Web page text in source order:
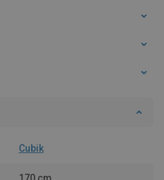
Cubik
170 cm